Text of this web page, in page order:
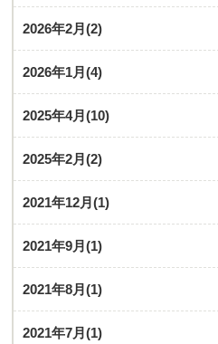
2026年2月(2)
2026年1月(4)
2025年4月(10)
2025年2月(2)
2021年12月(1)
2021年9月(1)
2021年8月(1)
2021年7月(1)